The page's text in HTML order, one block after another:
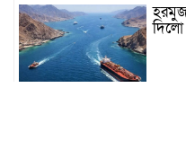
হরমুজ
দিলো